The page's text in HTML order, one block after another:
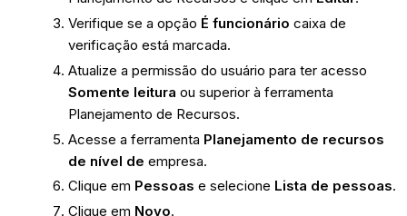
Verifique se a opção É funcionário caixa de
verificação está marcada.
Atualize a permissão do usuário para ter acesso
Somente leitura ou superior à ferramenta
Planejamento de Recursos.
Acesse a ferramenta Planejamento de recursos
de nível de empresa.
Clique em Pessoas e selecione Lista de pessoas.
Clique em Novo.